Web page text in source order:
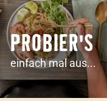
PROBIER'S
einfach mal aus...